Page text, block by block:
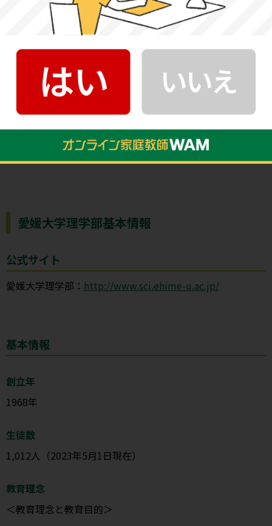
面接の試験傾向と対策
《2023年一般選抜 後期日程》
「B（面接）」を選択した場合のみ、面接が課されます。面
接は口頭試問を含んでおり、目的意識や勉学意欲、基礎的
力を得て何度も模擬面接を行い、面接の雰囲気や緊張感に
慣れておくことが大切です。
愛媛大学理学部基本情報
公式サイト
愛媛大学理学部： http://www.sci.ehime-u.ac.jp/
基本情報
創立年
1968年
生徒数
1,012人（2023年5月1日現在）
教育理念
＜教育理念と教育目的＞